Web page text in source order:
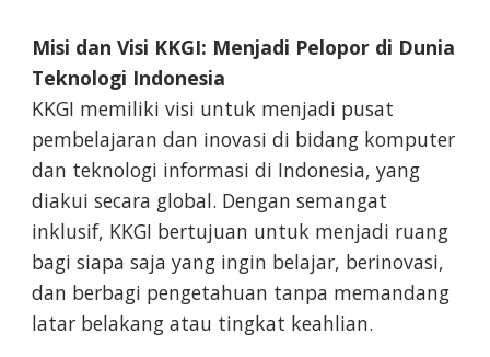
Misi dan Visi KKGI: Menjadi Pelopor di Dunia
Teknologi Indonesia
KKGI memiliki visi untuk menjadi pusat
pembelajaran dan inovasi di bidang komputer
dan teknologi informasi di Indonesia, yang
diakui secara global. Dengan semangat
inklusif, KKGI bertujuan untuk menjadi ruang
bagi siapa saja yang ingin belajar, berinovasi,
dan berbagi pengetahuan tanpa memandang
latar belakang atau tingkat keahlian.